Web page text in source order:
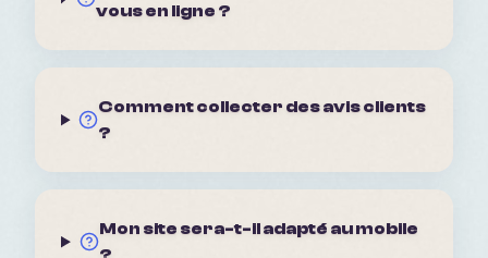
vous en ligne ?
Comment collecter des avis clients
?
Mon site sera-t-il adapté au mobile